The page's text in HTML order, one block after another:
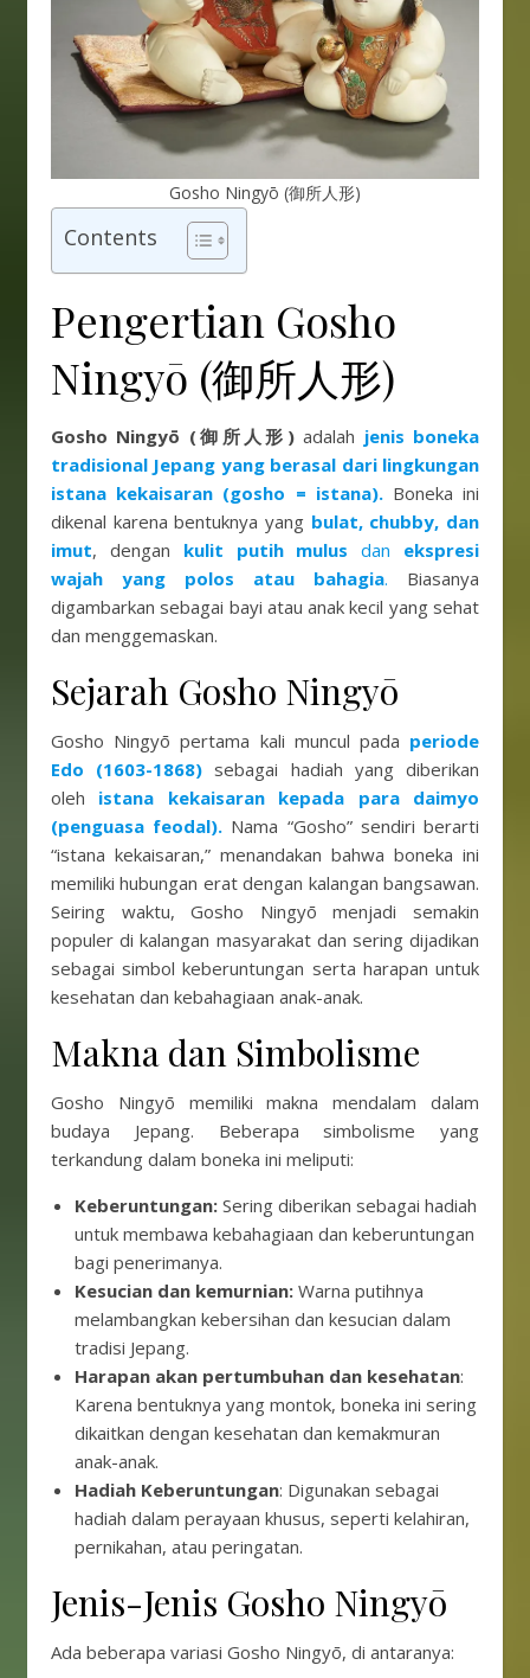
Gosho Ningyō (御所人形)
Contents
Pengertian Gosho
Ningyō (御所人形)
Gosho Ningyō (御所人形)adalah jenis boneka
tradisional Jepang yang berasal dari lingkungan
istana kekaisaran (gosho = istana).Boneka ini
dikenal karena bentuknya yang bulat, chubby, dan
imut, dengan kulit putih mulus dan ekspresi
wajah yang polos atau bahagia. Biasanya
digambarkan sebagai bayi atau anak kecil yang sehat
dan menggemaskan.
Sejarah Gosho Ningyō
Gosho Ningyō pertama kali muncul pada periode
Edo (1603-1868) sebagai hadiah yang diberikan
oleh istana kekaisaran kepada para daimyo
(penguasa feodal). Nama “Gosho” sendiri berarti
“istana kekaisaran,” menandakan bahwa boneka ini
memiliki hubungan erat dengan kalangan bangsawan.
Seiring waktu, Gosho Ningyō menjadi semakin
populer di kalangan masyarakat dan sering dijadikan
sebagai simbol keberuntungan serta harapan untuk
kesehatan dan kebahagiaan anak-anak.
Makna dan Simbolisme
Gosho Ningyō memiliki makna mendalam dalam
budaya Jepang. Beberapa simbolisme yang
terkandung dalam boneka ini meliputi:
Keberuntungan: Sering diberikan sebagai hadiah
untuk membawa kebahagiaan dan keberuntungan
bagi penerimanya.
Kesucian dan kemurnian: Warna putihnya
melambangkan kebersihan dan kesucian dalam
tradisi Jepang.
Harapan akan pertumbuhan dan kesehatan:
Karena bentuknya yang montok, boneka ini sering
dikaitkan dengan kesehatan dan kemakmuran
anak-anak.
Hadiah Keberuntungan: Digunakan sebagai
hadiah dalam perayaan khusus, seperti kelahiran,
pernikahan, atau peringatan.
Jenis-Jenis Gosho Ningyō
Ada beberapa variasi Gosho Ningyō, di antaranya: